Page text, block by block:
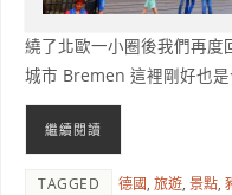
繞了北歐一小圈後我們再度
城市 Bremen 這裡剛好也
繼續閱讀
TAGGED 德國,旅遊,景點,